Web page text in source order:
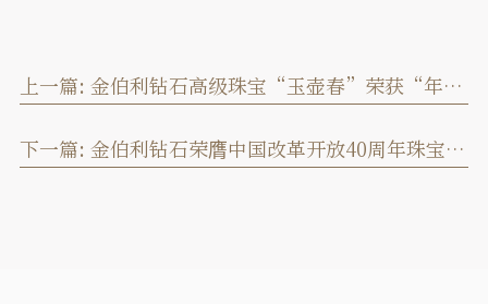
上一篇: 金伯利钻石高级珠宝“玉壶春”荣获“年度杰出珠宝设计”，摩登演绎珠宝“高级Fun”
下一篇: 金伯利钻石荣膺中国改革开放40周年珠宝行业先锋和领军人物